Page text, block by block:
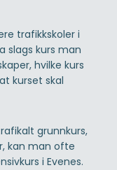
trafikkskoler i
slags kurs man
hvilke kurs
kurset skal
grunnkurs,
kan man ofte
i Evenes.